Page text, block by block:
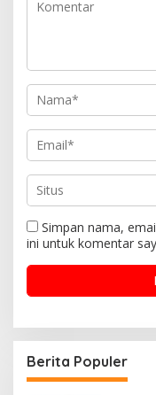
Simpan nama,
ini untuk komentar
Berita Populer